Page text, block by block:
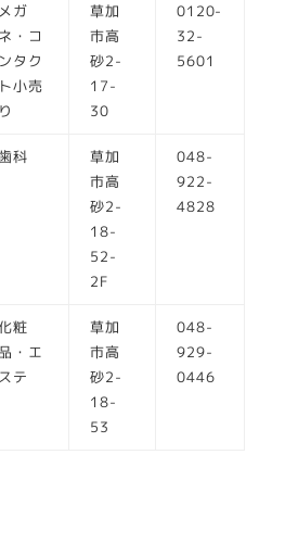
メガ
ネ・コ
ンタク
ト小売
り
草加
市高
砂2-
17-
30
0120-
32-
5601
科
草加
市高
砂2-
18-
52-
2F
048-
922-
4828
粧
品・エ
ステ
草加
市高
砂2-
18-
53
048-
929-
0446